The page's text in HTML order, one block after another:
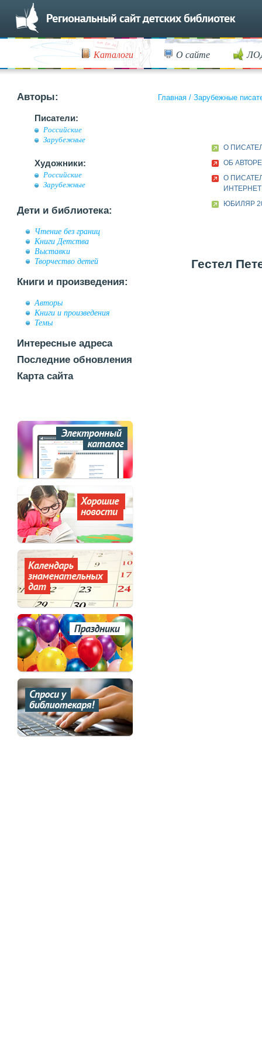
Каталоги О сайте
Авторы:
Писатели:
Российские
Зарубежные
Художники:
Российские
Зарубежные
Дети и библиотека:
Чтение без границ
Книги Детства
Выставки
Творчество детей
Книги и произведения:
Авторы
Книги и произведения
Темы
Интересные адреса
Последние обновления
Карта сайта
Главная / Зарубежные
О
ОБ АВТОРЕ
О
ЮБИЛЯР
Гестел